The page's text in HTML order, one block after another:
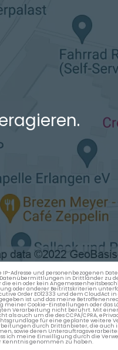
um 8:30.
und personenbezogenen
Datenübermittlungen in Drittländer
oder kein
oder anderer Beitrittskriterien
Order EO12333 und dem CloudAct
ist und das meine
Cookie-Einstellungen oder das
Verarbeitung nicht berührt. Mit
auch um die des CCPA/CPRA,
für eine geplante weitere
durch Drittanbieter, die
sowie deren
meine Einwilligung durch die
Kenntnis genommen zu haben.